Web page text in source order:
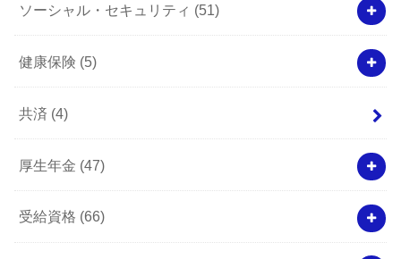
ソーシャル・セキュリティ (51)
健康保険 (5)
共済 (4)
厚生年金 (47)
受給資格 (66)